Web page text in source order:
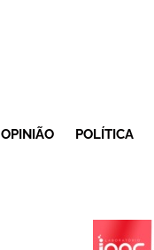
OPINIÃO POLÍTICA